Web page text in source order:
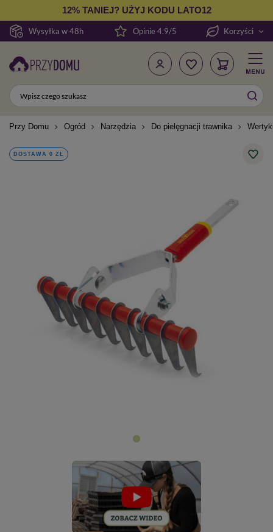
Wysyłka w 48h
12% TANIEJ? UŻYJ KODU LATO12
Opinie 4.9/5 Korzyści
Przy Domu Ogród Narzędzia Do pielęgnacji trawnika
DOSTAWA 0 ZŁ